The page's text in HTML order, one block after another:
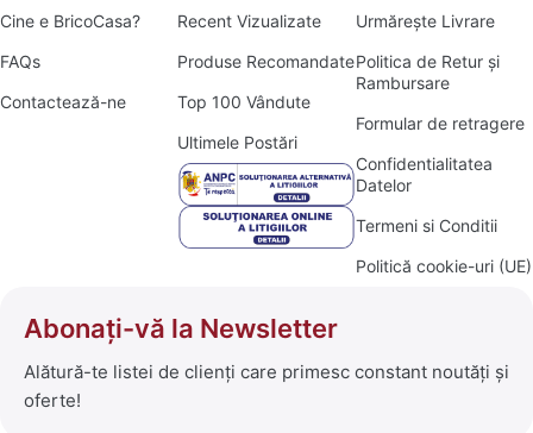
Cine e BricoCasa?
FAQs
Contactează-ne
Recent Vizualizate
Produse Recomandate
Top 100 Vândute
Ultimele Postări
Urmărește Livrare
Politica de Retur și
Rambursare
Formular de retragere
Confidentialitatea
Datelor
Termeni si Conditii
Politică cookie-uri (UE)
Abonați-vă la Newsletter
Alătură-te listei de clienți care primesc constant noutăți și
oferte!